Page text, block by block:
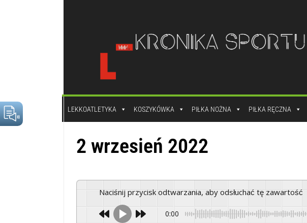
LEKKOATLETYKA KOSZYKÓWKA PIŁKA NOŻNA PIŁKA RĘCZNA
2 wrzesień 2022
Naciśnij przycisk odtwarzania, aby odsłuchać tę zawartość
0:00